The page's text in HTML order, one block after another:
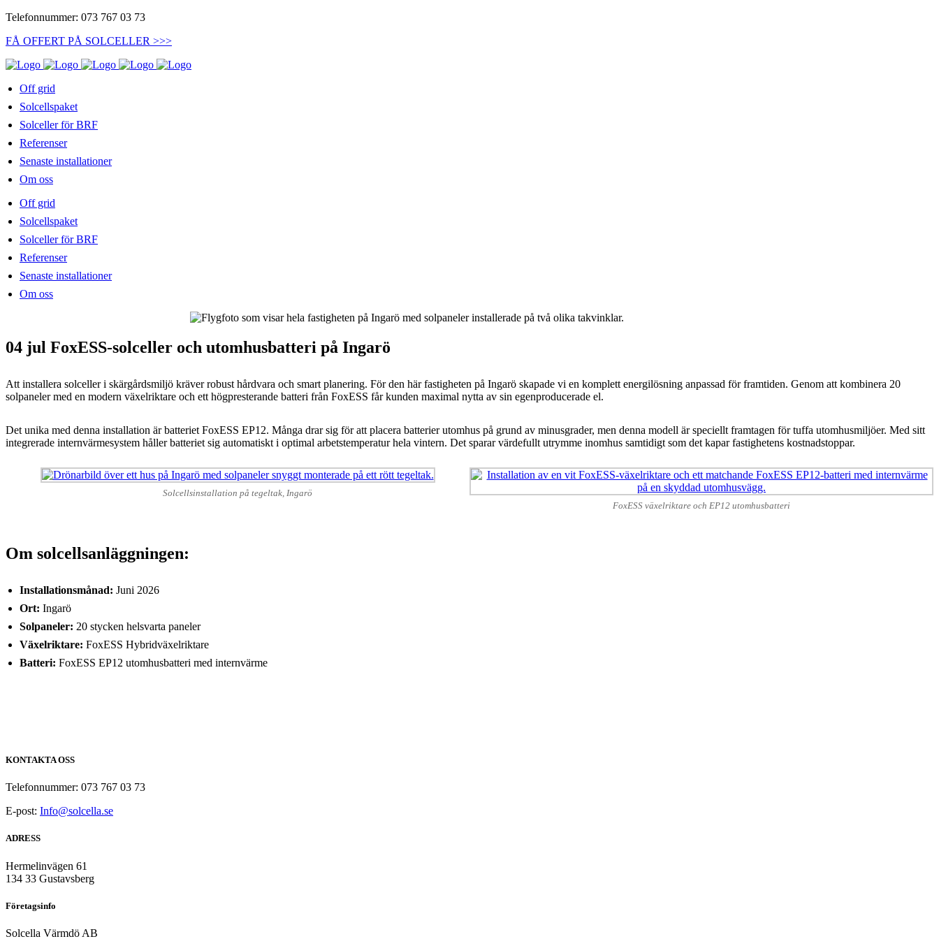
Telefonnummer: 073 767 03 73
FÅ OFFERT PÅ SOLCELLER >>>
Off grid
Solcellspaket
Solceller för BRF
Referenser
Senaste installationer
Om oss
Off grid
Solcellspaket
Solceller för BRF
Referenser
Senaste installationer
Om oss
04 jul FoxESS-solceller och utomhusbatteri på Ingarö
Att installera solceller i skärgårdsmiljö kräver robust hårdvara och smart planering. För den här fastigheten på Ingarö skapade vi en komplett energilösning anpassad för framtiden. Genom att kombinera 20
solpaneler med en modern växelriktare och ett högpresterande batteri från FoxESS får kunden maximal nytta av sin egenproducerade el.
Det unika med denna installation är batteriet FoxESS EP12. Många drar sig för att placera batterier utomhus på grund av minusgrader, men denna modell är speciellt framtagen för tuffa utomhusmiljöer. Med sitt
integrerade internvärmesystem håller batteriet sig automatiskt i optimal arbetstemperatur hela vintern. Det sparar värdefullt utrymme inomhus samtidigt som det kapar fastighetens kostnadstoppar.
Solcellsinstallation på tegeltak, Ingarö
FoxESS växelriktare och EP12 utomhusbatteri
Om solcellsanläggningen:
Installationsmånad: Juni 2026
Ort: Ingarö
Solpaneler: 20 stycken helsvarta paneler
Växelriktare: FoxESS Hybridväxelriktare
Batteri: FoxESS EP12 utomhusbatteri med internvärme
KONTAKTA OSS
Telefonnummer: 073 767 03 73
E-post: Info@solcella.se
ADRESS
Hermelinvägen 61
134 33 Gustavsberg
Företagsinfo
Solcella Värmdö AB